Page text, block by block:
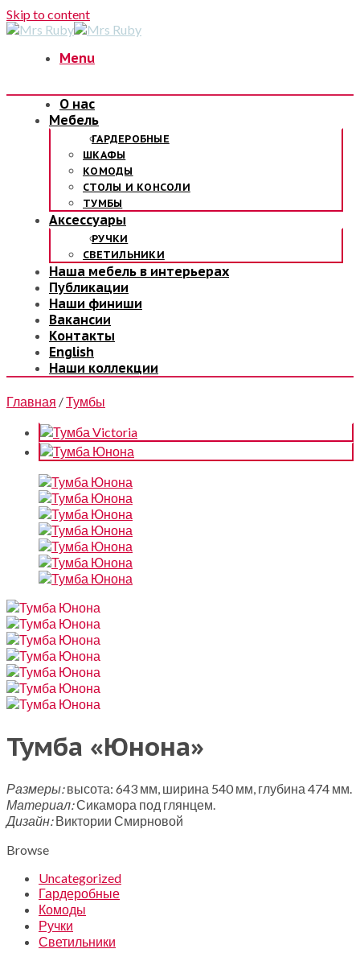
Skip to content
Menu
О нас
Мебель
ГАРДЕРОБНЫЕ
ШКАФЫ
КОМОДЫ
СТОЛЫ И КОНСОЛИ
ТУМБЫ
Аксессуары
РУЧКИ
СВЕТИЛЬНИКИ
Наша мебель в интерьерах
Публикации
Наши финиши
Вакансии
Контакты
English
Наши коллекции
Главная /Тумбы
Тумба «Юнона»
Размеры:высота: 643 мм, ширина 540 мм, глубина 474 мм.
Материал:Сикамора под глянцем.
Дизайн:Виктории Смирновой
Browse
Uncategorized
Гардеробные
Комоды
Ручки
Светильники